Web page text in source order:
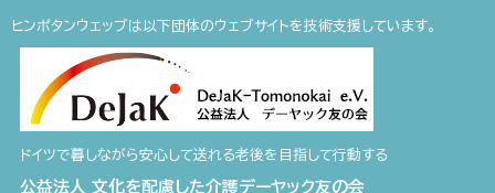
ヒンポタンウェッブは以下団体のウェブサイトを技術支援しています。
ドイツで暮しながら安心して送れる老後を目指して行動する
公益法人 文化を配慮した介護デーヤック友の会